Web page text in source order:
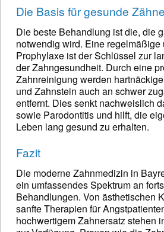
Die Basis für gesunde
Die beste Behandlung ist die, die
notwendig wird. Eine
Prophylaxe ist der Schlüssel zur
der Zahngesundheit. Durch eine
Zahnreinigung werden
und Zahnstein auch an schwer
entfernt. Dies senkt nachweislich
sowie Parodontitis und hilft, die
Leben lang gesund zu erhalten.
Fazit
Die moderne Zahnmedizin in
ein umfassendes Spektrum an
Behandlungen. Von ästhetischen
sanfte Therapien für
hochwertigem Zahnersatz stehen